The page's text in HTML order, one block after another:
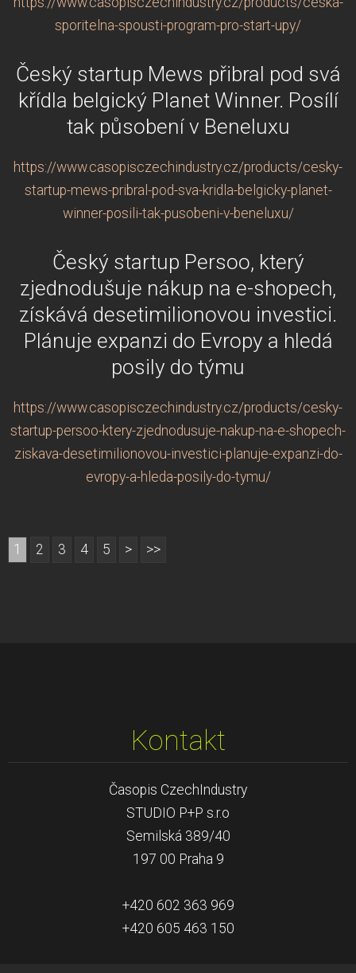
sporitelna-spousti-program-pro-start-upy/
Český startup Mews přibral pod svá
křídla belgický Planet Winner. Posílí
tak působení v Beneluxu
https://www.casopisczechindustry.cz/products/cesky-
startup-mews-pribral-pod-sva-kridla-belgicky-planet-
winner-posili-tak-pusobeni-v-beneluxu/
Český startup Persoo, který
zjednodušuje nákup na e-shopech,
získává desetimilionovou investici.
Plánuje expanzi do Evropy a hledá
posily do týmu
https://www.casopisczechindustry.cz/products/cesky-
startup-persoo-ktery-zjednodusuje-nakup-na-e-shopech-
ziskava-desetimilionovou-investici-planuje-expanzi-do-
evropy-a-hleda-posily-do-tymu/
1 2 3 4 5 > >>
Kontakt
Časopis CzechIndustry
STUDIO P+P s.r.o
Semilská 389/40
197 00 Praha 9
+420 602 363 969
+420 605 463 150